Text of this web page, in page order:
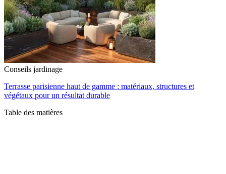
Conseils jardinage
Terrasse parisienne haut de gamme : matériaux, structures et
végétaux pour un résultat durable
Table des matières